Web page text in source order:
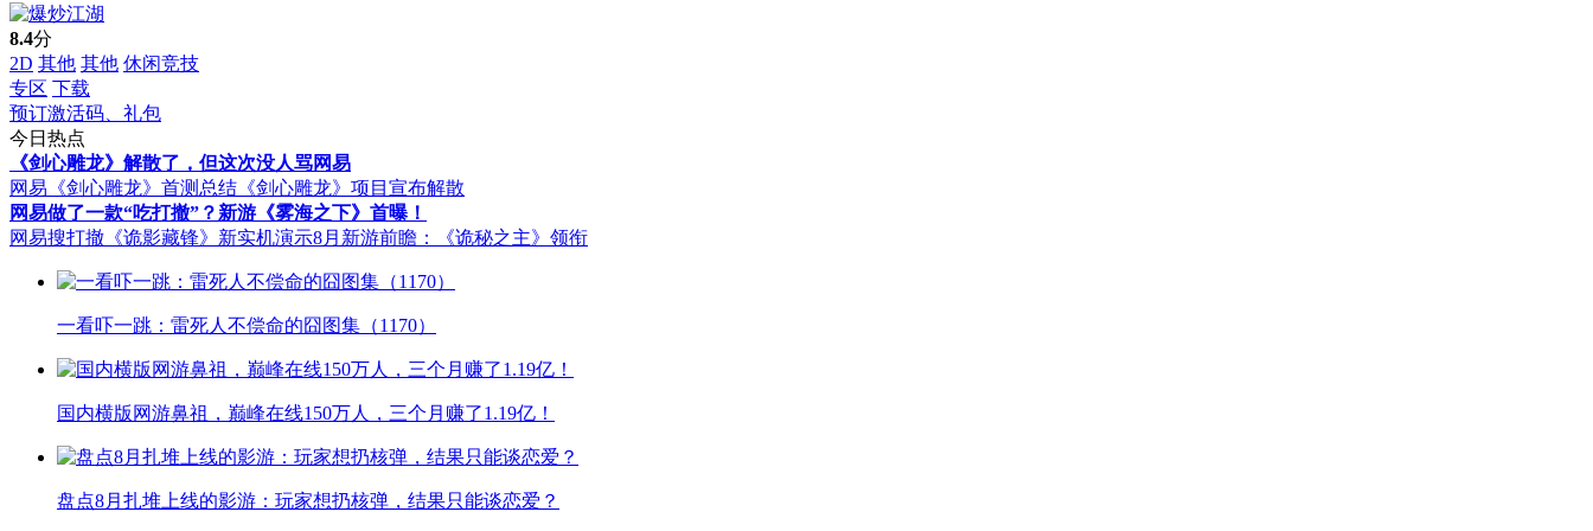
8.4分
2D 其他 其他 休闲竞技
专区 下载
预订激活码、礼包
今日热点
《剑心雕龙》解散了，但这次没人骂网易
网易《剑心雕龙》首测总结 《剑心雕龙》项目宣布解散
网易做了一款“吃打撤”？新游《雾海之下》首曝！
网易搜打撤《诡影藏锋》新实机演示8月新游前瞻：《诡秘之主》领衔
一看吓一跳：雷死人不偿命的囧图集（1170）
国内横版网游鼻祖，巅峰在线150万人，三个月赚了1.19亿！
盘点8月扎堆上线的影游：玩家想扔核弹，结果只能谈恋爱？